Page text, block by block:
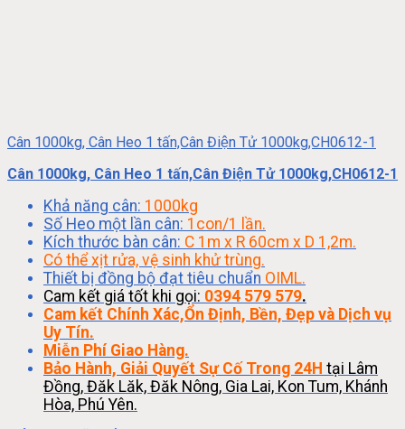
Cân 1000kg, Cân Heo 1 tấn,Cân Điện Tử 1000kg,CH0612-1
Cân 1000kg, Cân Heo 1 tấn,Cân Điện Tử 1000kg,CH0612-1
Khả năng cân: 1000kg
Số Heo một lần cân: 1con/1 lần.
Kích thước bàn cân: C 1m x R 60cm x D 1,2m.
Có thể xịt rửa, vệ sinh khử trùng.
Thiết bị đồng bộ đạt tiêu chuẩn OIML.
Cam kết giá tốt khi gọi: 0394 579 579.
Cam kết Chính Xác,Ổn Định, Bền, Đẹp và Dịch vụ
Uy Tín.
Miễn Phí Giao Hàng.
Bảo Hành, Giải Quyết Sự Cố Trong 24H tại Lâm
Đồng, Đăk Lăk, Đăk Nông, Gia Lai, Kon Tum, Khánh
Hòa, Phú Yên.